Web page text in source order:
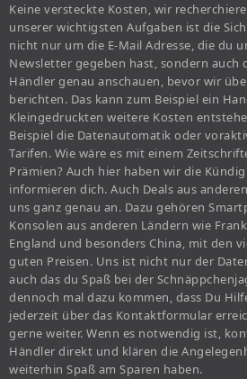
Keine versteckte Kosten, wir
unserer wichtigsten Aufgaben ist die
nicht nur um die E-Mail Adresse, die du
Newsletter gegeben hast, sondern auch
Händler genau anschauen, bevor wir
berichten. Das kann zum Beispiel ein
Kleingedruckten weitere Kosten
Beispiel die Datenautomatik oder
Tarifen. Wie wäre es mit einem
Prämien? Auch hier haben wir die
informieren dich. Auch Deals aus
uns ganz genau an. Dazu gehören
Konsolen aus anderen Ländern wie
England und besonders China, mit den
guten Preisen. Uns ist nicht nur der
auch das du Spaß bei der
dennoch mal dazu kommen, dass Du
jederzeit über das Kontaktformular
gerne weiter. Wenn es notwendig ist,
Händler direkt und klären die
weiterhin Spaß am Sparen haben.